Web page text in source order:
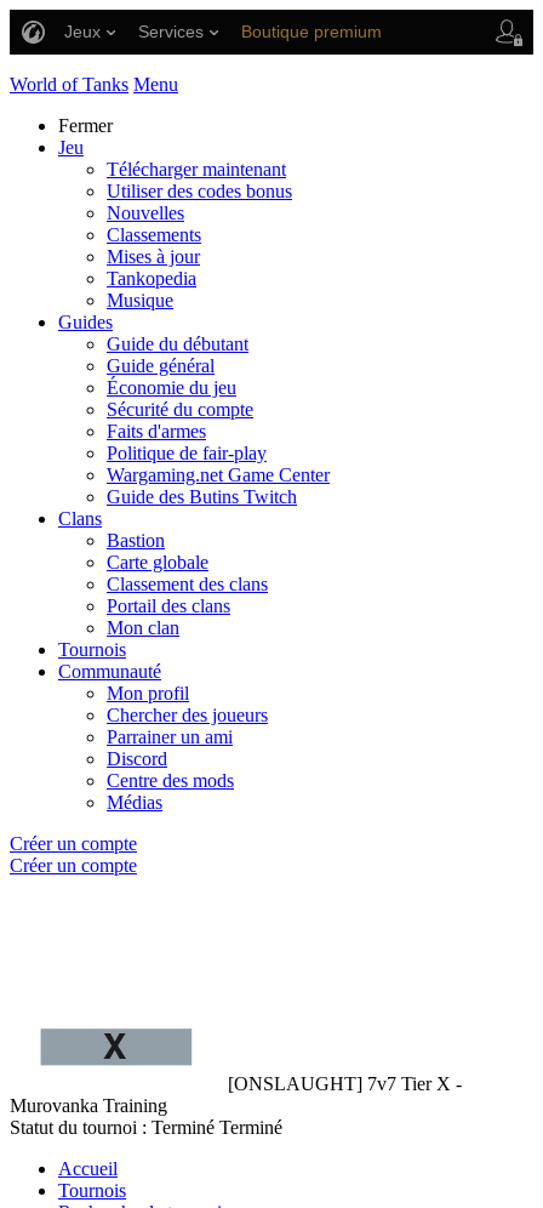
Jeux Services Boutique premium
World of Tanks Menu
Fermer
Jeu
Télécharger maintenant
Utiliser des codes bonus
Nouvelles
Classements
Mises à jour
Tankopedia
Musique
Guides
Guide du débutant
Guide général
Économie du jeu
Sécurité du compte
Faits d'armes
Politique de fair-play
Wargaming.net Game Center
Guide des Butins Twitch
Clans
Bastion
Carte globale
Classement des clans
Portail des clans
Mon clan
Tournois
Communauté
Mon profil
Chercher des joueurs
Parrainer un ami
Discord
Centre des mods
Médias
Créer un compte
Créer un compte
[ONSLAUGHT] 7v7 Tier X -
Murovanka Training
Statut du tournoi : Terminé Terminé
Accueil
Tournois